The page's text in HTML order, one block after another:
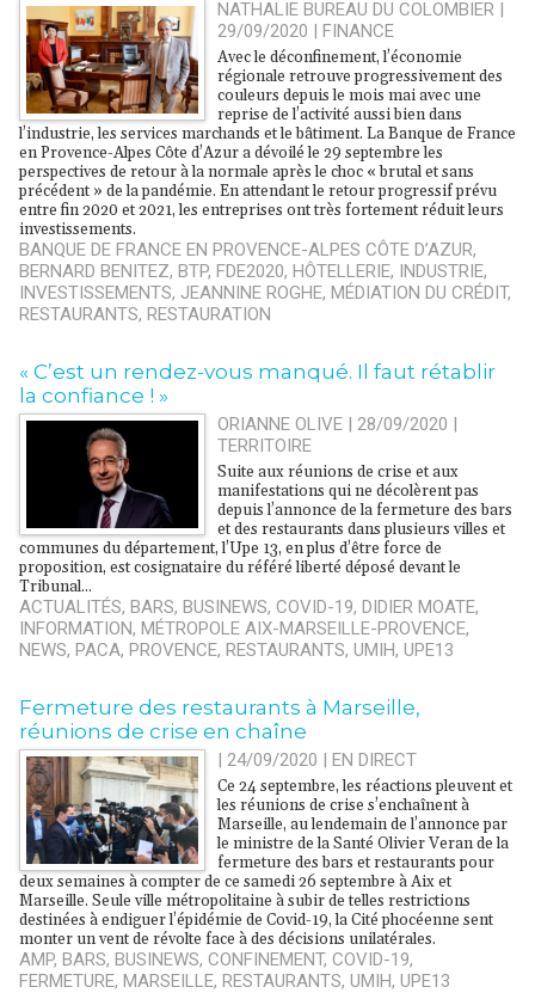
NATHALIE BUREAU DU COLOMBIER |
29/09/2020 |FINANCE
Avec le déconfinement, l’économie
régionale retrouve progressivement des
couleurs depuis le mois mai avec une
reprise de l’activité aussi bien dans
l’industrie, les services marchands et le bâtiment. La Banque de France
en Provence-Alpes Côte d’Azur a dévoilé le 29 septembre les
perspectives de retour à la normale après le choc « brutal et sans
précédent » de la pandémie. En attendant le retour progressif prévu
entre fin 2020 et 2021, les entreprises ont très fortement réduit leurs
investissements.
BANQUE DE FRANCE EN PROVENCE-ALPES CÔTE D’AZUR,
BERNARD BENITEZ, BTP, FDE2020, HÔTELLERIE, INDUSTRIE,
INVESTISSEMENTS, JEANNINE ROGHE, MÉDIATION DU CRÉDIT,
RESTAURANTS, RESTAURATION
« C’est un rendez-vous manqué. Il faut rétablir
la confiance ! »
ORIANNE OLIVE | 28/09/2020 |
TERRITOIRE
Suite aux réunions de crise et aux
manifestations qui ne décolèrent pas
depuis l’annonce de la fermeture des bars
et des restaurants dans plusieurs villes et
communes du département, l’Upe 13, en plus d’être force de
proposition, est cosignataire du référé liberté déposé devant le
Tribunal...
ACTUALITÉS, BARS, BUSINEWS, COVID-19, DIDIER MOATE,
INFORMATION, MÉTROPOLE AIX-MARSEILLE-PROVENCE,
NEWS, PACA, PROVENCE, RESTAURANTS, UMIH, UPE13
​Fermeture des restaurants à Marseille,
réunions de crise en chaîne
| 24/09/2020 |EN DIRECT
Ce 24 septembre, les réactions pleuvent et
les réunions de crise s’enchaînent à
Marseille, au lendemain de l’annonce par
le ministre de la Santé Olivier Veran de la
fermeture des bars et restaurants pour
deux semaines à compter de ce samedi 26 septembre à Aix et
Marseille. Seule ville métropolitaine à subir de telles restrictions
destinées à endiguer l’épidémie de Covid-19, la Cité phocéenne sent
monter un vent de révolte face à des décisions unilatérales.
AMP, BARS, BUSINEWS, CONFINEMENT, COVID-19,
FERMETURE, MARSEILLE, RESTAURANTS, UMIH, UPE13